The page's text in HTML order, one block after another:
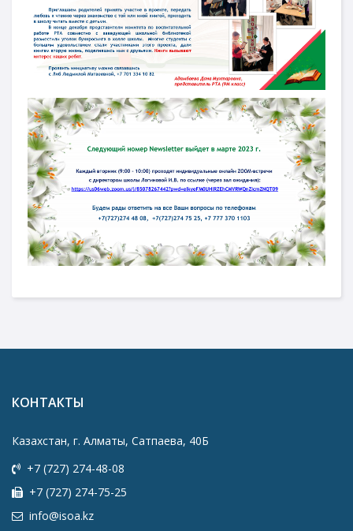
КОНТАКТЫ
Казахстан, г. Алматы, Сатпаева, 40Б
+7 (727) 274-48-08
+7 (727) 274-75-25
info@isoa.kz